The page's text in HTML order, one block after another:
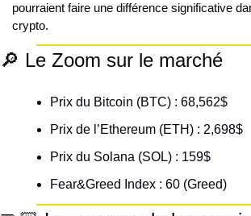
pourraient faire une différence significative
crypto.
🔎 Le Zoom sur le marché
Prix du Bitcoin (BTC) : 68,562$
Prix de l’Ethereum (ETH) : 2,698$
Prix du Solana (SOL) : 159$
Fear&Greed Index : 60 (Greed)